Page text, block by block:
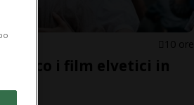
10 ore
ecco i film elvetici in